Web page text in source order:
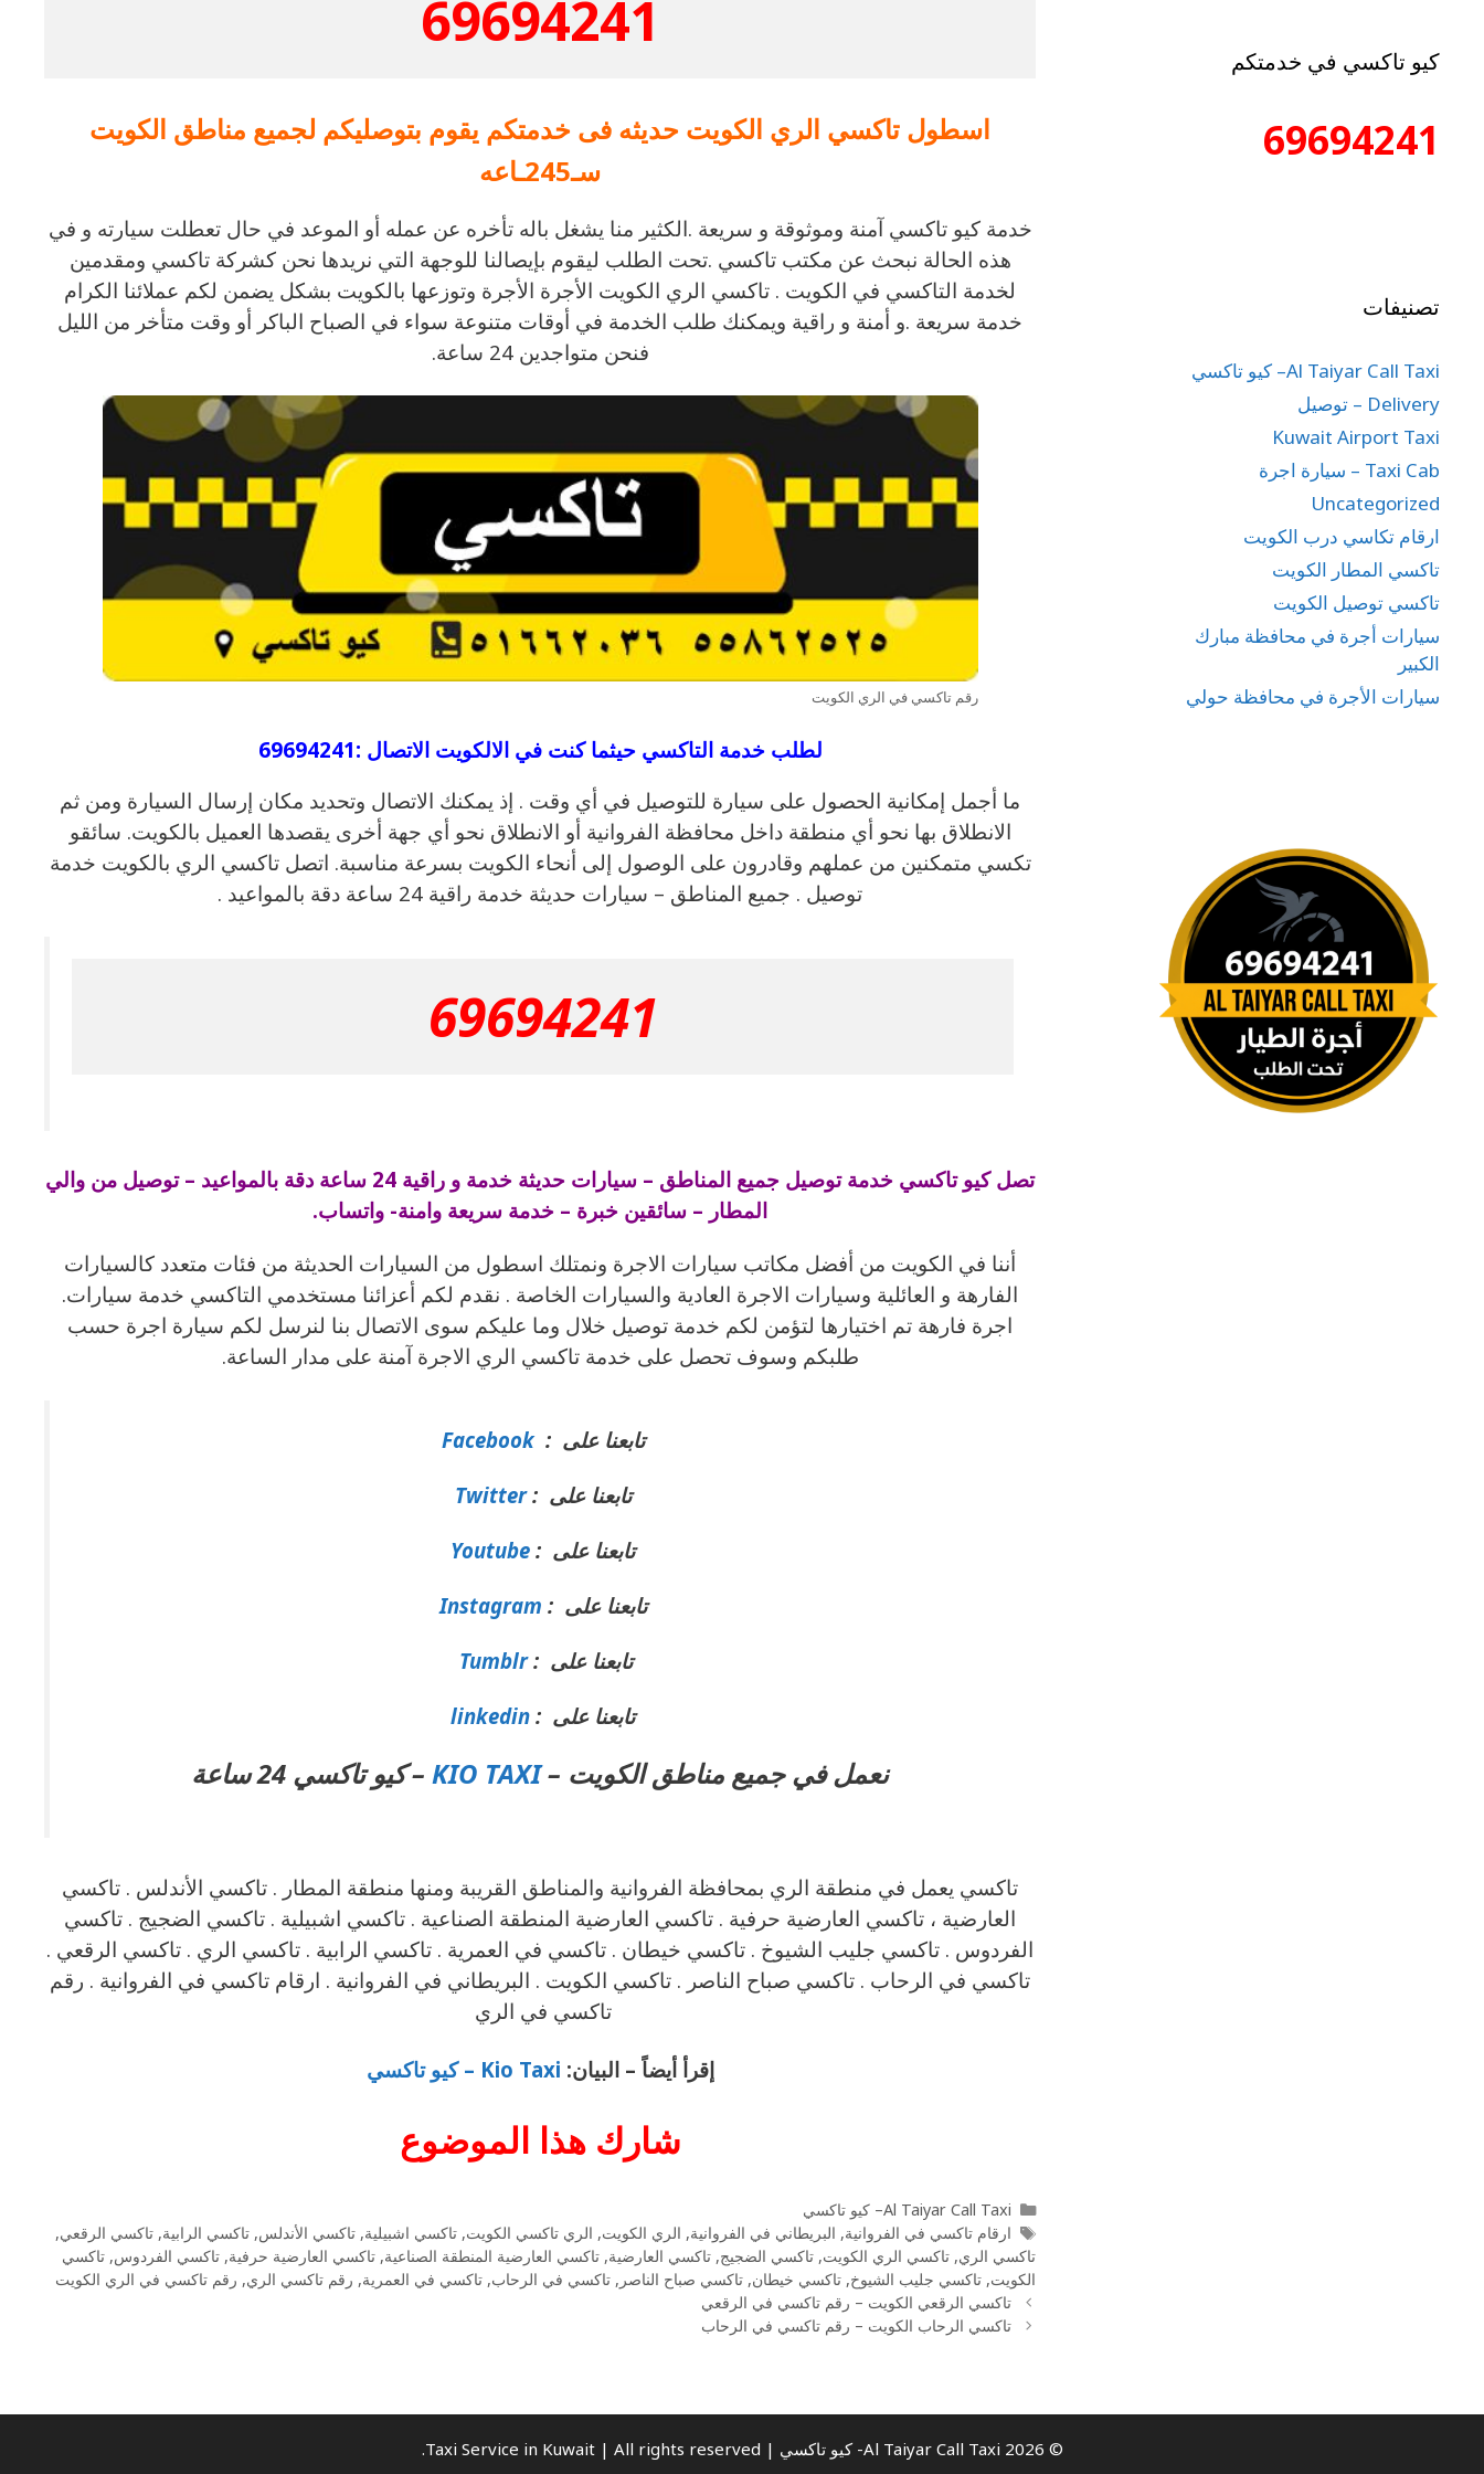
69694241
اسطول تاكسي الري الكويت حديثه فى خدمتكم يقوم بتوصليكم لجميع مناطق الكويت
سـ245ـاعه
خدمة كيو تاكسي آمنة وموثوقة و سريعة .الكثير منا يشغل باله تأخره عن عمله أو الموعد في حال تعطلت سيارته و في
هذه الحالة نبحث عن مكتب تاكسي .تحت الطلب ليقوم بإيصالنا للوجهة التي نريدها نحن كشركة تاكسي ومقدمين
لخدمة التاكسي في الكويت . تاكسي الري الكويت الأجرة الأجرة وتوزعها بالكويت بشكل يضمن لكم عملائنا الكرام
خدمة سريعة .و أمنة و راقية ويمكنك طلب الخدمة في أوقات متنوعة سواء في الصباح الباكر أو وقت متأخر من الليل
فنحن متواجدين 24 ساعة.
رقم تاكسي في الري الكويت
لطلب خدمة التاكسي حيثما كنت في الالكويت الاتصال :
69694241
ما أجمل إمكانية الحصول على سيارة للتوصيل في أي وقت . إذ يمكنك الاتصال وتحديد مكان إرسال السيارة ومن ثم
الانطلاق بها نحو أي منطقة داخل محافظة الفروانية أو الانطلاق نحو أي جهة أخرى يقصدها العميل بالكويت. سائقو
تكسي متمكنين من عملهم وقادرون على الوصول إلى أنحاء الكويت بسرعة مناسبة. اتصل تاكسي الري بالكويت خدمة
توصيل . جميع المناطق – سيارات حديثة خدمة راقية 24 ساعة دقة بالمواعيد .
69694241
تصل كيو تاكسي خدمة توصيل جميع المناطق – سيارات حديثة خدمة و راقية 24 ساعة دقة بالمواعيد – توصيل من والي
المطار – سائقين خبرة – خدمة سريعة وامنة- واتساب.
أننا في الكويت من أفضل مكاتب سيارات الاجرة ونمتلك اسطول من السيارات الحديثة من فئات متعدد كالسيارات
الفارهة و العائلية وسيارات الاجرة العادية والسيارات الخاصة . نقدم لكم أعزائنا مستخدمي التاكسي خدمة سيارات.
اجرة فارهة تم اختيارها لتؤمن لكم خدمة توصيل خلال وما عليكم سوى الاتصال بنا لنرسل لكم سيارة اجرة حسب
طلبكم وسوف تحصل على خدمة تاكسي الري الاجرة آمنة على مدار الساعة.
تابعنا على :Facebook
تابعنا على :Twitter
تابعنا على : Youtube
تابعنا على : Instagram
تابعنا على :Tumblr
تابعنا على : linkedin
نعمل في جميع مناطق الكويت –KIO TAXI – كيو تاكسي 24 ساعة
تاكسي يعمل في منطقة الري بمحافظة الفروانية والمناطق القريبة ‎ومنها منطقة المطار . تاكسي الأندلس . تاكسي
العارضية ، تاكسي العارضية حرفية . تاكسي العارضية المنطقة الصناعية . تاكسي اشبيلية . تاكسي الضجيج . تاكسي
الفردوس . تاكسي جليب الشيوخ . تاكسي خيطان . تاكسي في العمرية . تاكسي الرابية . تاكسي الري . تاكسي الرقعي .
تاكسي في الرحاب . تاكسي صباح الناصر . تاكسي الكويت . البريطاني في الفروانية . ارقام تاكسي في الفروانية . رقم
تاكسي في الري
إقرأ أيضاً – البيان: Kio Taxi – كيو تاكسي
شارك هذا الموضوع
Al Taiyar Call Taxi– كيو تاكسي
ارقام تاكسي في الفروانية, البريطاني في الفروانية, الري الكويت, الري تاكسي الكويت, تاكسي اشبيلية, تاكسي الأندلس, تاكسي الرابية, تاكسي الرقعي,
تاكسي الري, تاكسي الري الكويت, تاكسي الضجيج, تاكسي العارضية, تاكسي العارضية المنطقة الصناعية, تاكسي العارضية حرفية, تاكسي الفردوس, تاكسي
الكويت, تاكسي جليب الشيوخ, تاكسي خيطان, تاكسي صباح الناصر , تاكسي في الرحاب, تاكسي في العمرية, رقم تاكسي الري, رقم تاكسي في الري الكويت
تاكسي الرقعي الكويت – رقم تاكسي في الرقعي
تاكسي الرحاب الكويت – رقم تاكسي في الرحاب
كيو تاكسي في خدمتكم
69694241
تصنيفات
Al Taiyar Call Taxi– كيو تاكسي
Delivery – توصيل
Kuwait Airport Taxi
Taxi Cab – سيارة اجرة
Uncategorized
ارقام تكاسي درب الكويت
تاكسي المطار الكويت
تاكسي توصيل الكويت
سيارات أجرة في محافظة مبارك
الكبير
سيارات الأجرة في محافظة حولي
© 2026 Al Taiyar Call Taxi- كيو تاكسي | Taxi Service in Kuwait | All rights reserved.